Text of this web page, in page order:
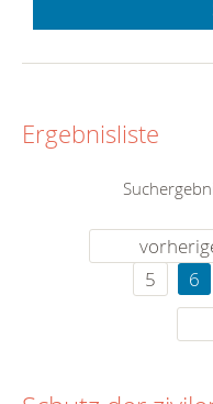
Ergebnisliste
5
6